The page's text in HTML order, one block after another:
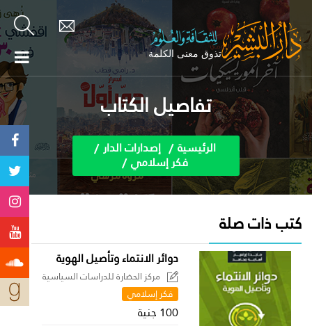
تفاصيل الكتاب
الرئيسية إصدارات الدار
فكر إسلامي
كتب ذات صلة
دوائر الانتماء وتأصيل الهوية
مركز الحضارة للدراسات السياسية
فكر إسلامي
100 جنية